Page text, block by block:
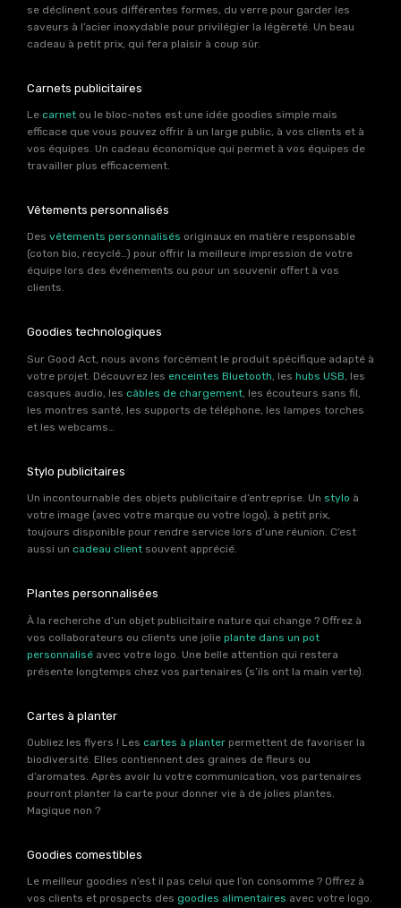
se déclinent sous différentes formes, du verre pour garder les
saveurs à l’acier inoxydable pour privilégier la légèreté. Un beau
cadeau à petit prix, qui fera plaisir à coup sûr.
Carnets publicitaires
Le carnet ou le bloc-notes est une idée goodies simple mais
efficace que vous pouvez offrir à un large public, à vos clients et à
vos équipes. Un cadeau économique qui permet à vos équipes de
travailler plus efficacement.
Vêtements personnalisés
Des vêtements personnalisés originaux en matière responsable
(coton bio, recyclé…) pour offrir la meilleure impression de votre
équipe lors des événements ou pour un souvenir offert à vos
clients.
Goodies technologiques
Sur Good Act, nous avons forcément le produit spécifique adapté à
votre projet. Découvrez les enceintes Bluetooth, les hubs USB, les
casques audio, les câbles de chargement, les écouteurs sans fil,
les montres santé, les supports de téléphone, les lampes torches
et les webcams…
Stylo publicitaires
Un incontournable des objets publicitaire d’entreprise. Un stylo à
votre image (avec votre marque ou votre logo), à petit prix,
toujours disponible pour rendre service lors d’une réunion. C’est
aussi un cadeau client souvent apprécié.
Plantes personnalisées
À la recherche d’un objet publicitaire nature qui change ? Offrez à
vos collaborateurs ou clients une jolie plante dans un pot
personnalisé avec votre logo. Une belle attention qui restera
présente longtemps chez vos partenaires (s’ils ont la main verte).
Cartes à planter
Oubliez les flyers ! Les cartes à planter permettent de favoriser la
biodiversité. Elles contiennent des graines de fleurs ou
d’aromates. Après avoir lu votre communication, vos partenaires
pourront planter la carte pour donner vie à de jolies plantes.
Magique non ?
Goodies comestibles
Le meilleur goodies n’est il pas celui que l’on consomme ? Offrez à
vos clients et prospects des goodies alimentaires avec votre logo.